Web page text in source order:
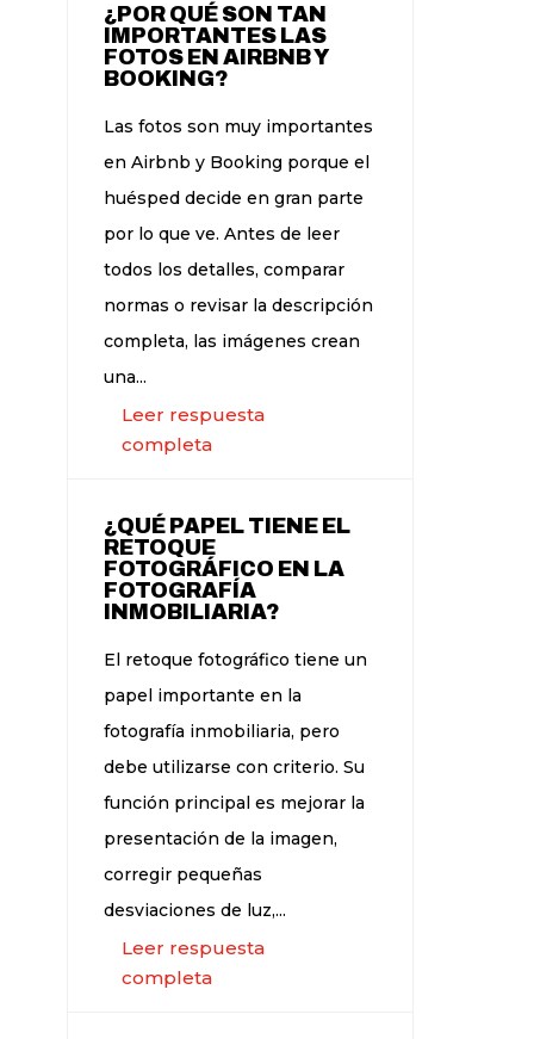
¿POR QUÉ SON TAN
IMPORTANTES LAS
FOTOS EN AIRBNB Y
BOOKING?
Las fotos son muy importantes
en Airbnb y Booking porque el
huésped decide en gran parte
por lo que ve. Antes de leer
todos los detalles, comparar
normas o revisar la descripción
completa, las imágenes crean
una...
Leer respuesta
completa
¿QUÉ PAPEL TIENE EL
RETOQUE
FOTOGRÁFICO EN LA
FOTOGRAFÍA
INMOBILIARIA?
El retoque fotográfico tiene un
papel importante en la
fotografía inmobiliaria, pero
debe utilizarse con criterio. Su
función principal es mejorar la
presentación de la imagen,
corregir pequeñas
desviaciones de luz,...
Leer respuesta
completa